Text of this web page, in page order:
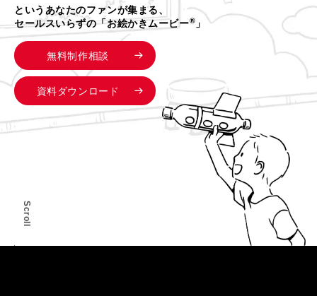
というあなたのファンが集まる、
セールスいらずの「お絵かきムービー® 」
無料制作相談
資料ダウンロード
Scroll